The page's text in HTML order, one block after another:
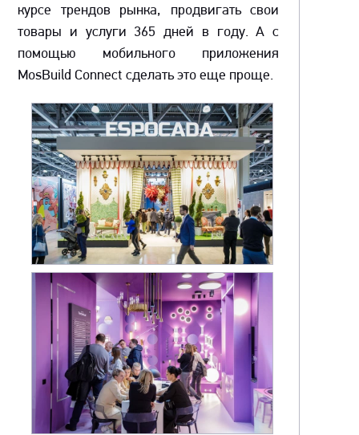
курсе трендов рынка, продвигать свои
товары и услуги 365 дней в году. А с
помощью мобильного приложения
MosBuild Connect сделать это еще проще.